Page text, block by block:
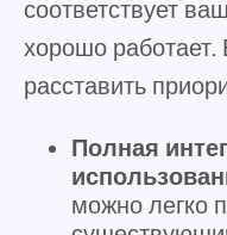
соответствует
хорошо работает.
расставить
Полная
можно легко